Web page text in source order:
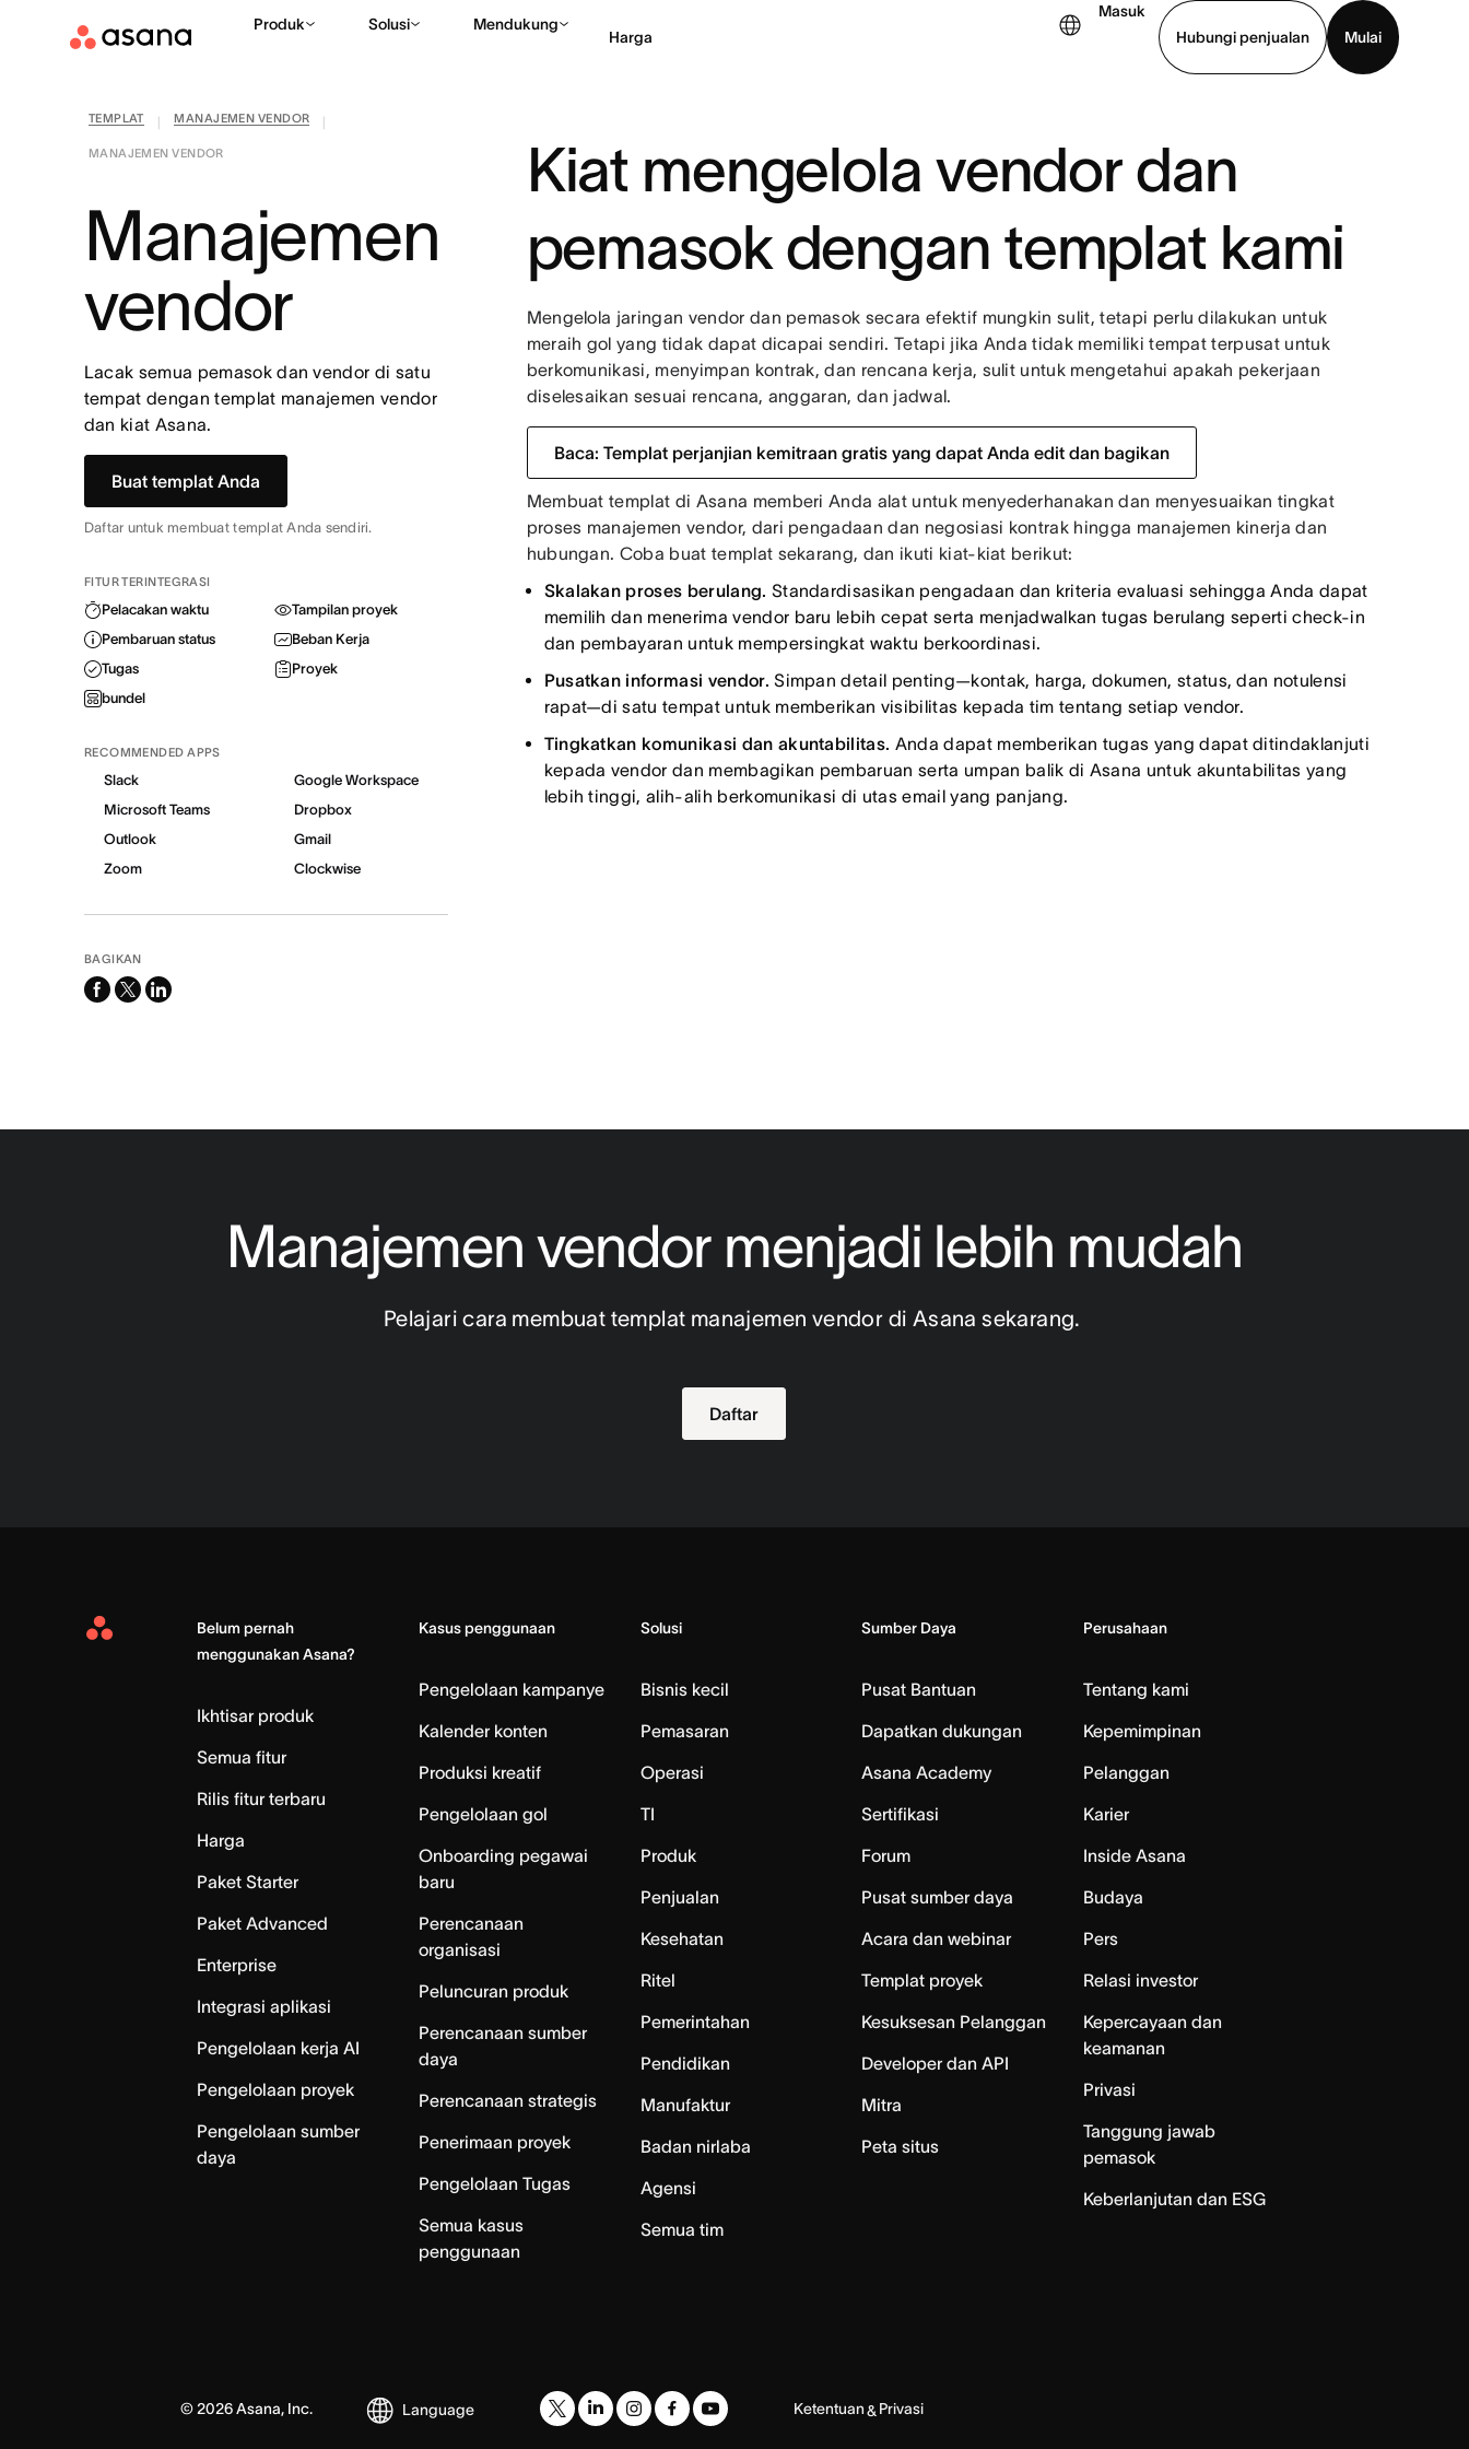
Produk Solusi Mendukung
Harga
Masuk
Hubungi penjualan
Mulai
TEMPLAT MANAJEMEN VENDOR
MANAJEMEN VENDOR
Manajemen
vendor
Lacak semua pemasok dan vendor di satu
tempat dengan templat manajemen vendor
dan kiat Asana.
Buat templat Anda
Daftar untuk membuat templat Anda sendiri.
FITUR TERINTEGRASI
Pelacakan waktu
Tampilan proyek
Pembaruan status
Beban Kerja
Tugas
Proyek
bundel
RECOMMENDED APPS
Slack
Google Workspace
Microsoft Teams
Dropbox
Outlook
Gmail
Zoom
Clockwise
BAGIKAN
facebook
x-
linkedin
Kiat mengelola vendor dan
pemasok dengan templat kami
Mengelola jaringan vendor dan pemasok secara efektif mungkin sulit, tetapi perlu dilakukan untuk
meraih gol yang tidak dapat dicapai sendiri. Tetapi jika Anda tidak memiliki tempat terpusat untuk
berkomunikasi, menyimpan kontrak, dan rencana kerja, sulit untuk mengetahui apakah pekerjaan
diselesaikan sesuai rencana, anggaran, dan jadwal.
Baca: Templat perjanjian kemitraan gratis yang dapat Anda edit dan bagikan
Membuat templat di Asana memberi Anda alat untuk menyederhanakan dan menyesuaikan tingkat
proses manajemen vendor, dari pengadaan dan negosiasi kontrak hingga manajemen kinerja dan
hubungan. Coba buat templat sekarang, dan ikuti kiat-kiat berikut:
Skalakan proses berulang. Standardisasikan pengadaan dan kriteria evaluasi sehingga Anda dapat
memilih dan menerima vendor baru lebih cepat serta menjadwalkan tugas berulang seperti check-in
dan pembayaran untuk mempersingkat waktu berkoordinasi.
Pusatkan informasi vendor.Simpan detail penting—kontak, harga, dokumen, status, dan notulensi
rapat—di satu tempat untuk memberikan visibilitas kepada tim tentang setiap vendor.
Tingkatkan komunikasi dan akuntabilitas. Anda dapat memberikan tugas yang dapat ditindaklanjuti
kepada vendor dan membagikan pembaruan serta umpan balik di Asana untuk akuntabilitas yang
lebih tinggi, alih-alih berkomunikasi di utas email yang panjang.
Manajemen vendor menjadi lebih mudah
Pelajari cara membuat templat manajemen vendor di Asana sekarang.
Daftar
Asana
Belum pernah
menggunakan Asana?
Ikhtisar produk
Semua fitur
Rilis fitur terbaru
Harga
Paket Starter
Paket Advanced
Enterprise
Integrasi aplikasi
Pengelolaan kerja AI
Pengelolaan proyek
Pengelolaan sumber
daya
Kasus penggunaan
Pengelolaan kampanye
Kalender konten
Produksi kreatif
Pengelolaan gol
Onboarding pegawai
baru
Perencanaan
organisasi
Peluncuran produk
Perencanaan sumber
daya
Perencanaan strategis
Penerimaan proyek
Pengelolaan Tugas
Semua kasus
penggunaan
Solusi
Bisnis kecil
Pemasaran
Operasi
TI
Produk
Penjualan
Kesehatan
Ritel
Pemerintahan
Pendidikan
Manufaktur
Badan nirlaba
Agensi
Semua tim
Sumber Daya
Pusat Bantuan
Dapatkan dukungan
Asana Academy
Sertifikasi
Forum
Pusat sumber daya
Acara dan webinar
Templat proyek
Kesuksesan Pelanggan
Developer dan API
Mitra
Peta situs
Perusahaan
Tentang kami
Kepemimpinan
Pelanggan
Karier
Inside Asana
Budaya
Pers
Relasi investor
Kepercayaan dan
keamanan
Privasi
Tanggung jawab
pemasok
Keberlanjutan dan ESG
© 2026Asana, Inc. Language Ketentuan& Privasi